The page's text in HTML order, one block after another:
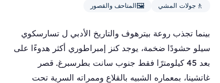
🚶 جولات المشي 🖼️المتاحف والقصور
بينما تجذب روعة بيترهوف والتاريخ الأدبي ل تسارسكوي
سيلو حشودًا ضخمة، يوجد كنز إمبراطوري أكثر هدوءًا على
بعد 45 كيلومترًا فقط جنوب سانت بطرسبرغ. قصر
غاتشينا، بمعماره الشبيه بالقلاع وممراته السرية تحت